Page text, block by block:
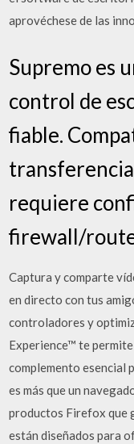
aprovéchese de las
Supremo es
control de
fiable.
requiere
firewall/
Captura y comparte
en directo con tus
controladores y
Experience™ te
complemento
es más que un
productos Firefox que
están diseñados para